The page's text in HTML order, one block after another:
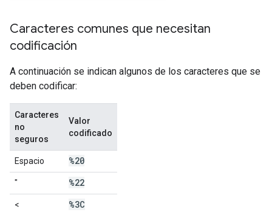
Caracteres comunes que necesitan
codificación
A continuación se indican algunos de los caracteres que se
deben codificar:
Caracteres
no
seguros
Valor
codificado
Espacio %20
" %22
< %3C